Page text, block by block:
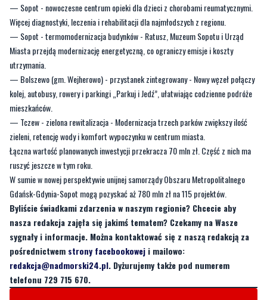
— Sopot - nowoczesne centrum opieki dla dzieci z chorobami reumatycznymi.
Więcej diagnostyki, leczenia i rehabilitacji dla najmłodszych z regionu.
— Sopot - termomodernizacja budynków - Ratusz, Muzeum Sopotu i Urząd
Miasta przejdą modernizację energetyczną, co ograniczy emisje i koszty
utrzymania.
— Bolszewo (gm. Wejherowo) - przystanek zintegrowany - Nowy węzeł połączy
kolej, autobusy, rowery i parkingi „Parkuj i Jedź”, ułatwiając codzienne podróże
mieszkańców.
— Tczew - zielona rewitalizacja - Modernizacja trzech parków zwiększy ilość
zieleni, retencję wody i komfort wypoczynku w centrum miasta.
Łączna wartość planowanych inwestycji przekracza 70 mln zł. Część z nich ma
ruszyć jeszcze w tym roku.
W sumie w nowej perspektywie unijnej samorządy Obszaru Metropolitalnego
Gdańsk-Gdynia-Sopot mogą pozyskać aż 780 mln zł na 115 projektów.
Byliście świadkami zdarzenia w naszym regionie? Chcecie aby
nasza redakcja zajęła się jakimś tematem? Czekamy na Wasze
sygnały i informacje. Można kontaktować się z naszą redakcją za
pośrednictwem strony facebookowej i mailowo:
redakcja@nadmorski24.pl. Dyżurujemy także pod numerem
telefonu 729 715 670.